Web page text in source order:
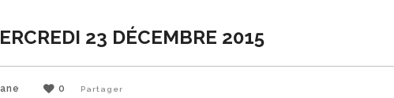
23 DÉCEMBRE 2015
0 Partager